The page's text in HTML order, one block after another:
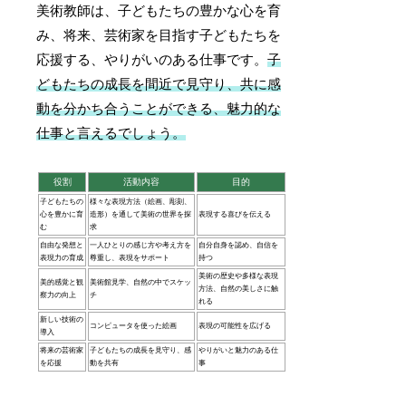
美術教師は、子どもたちの豊かな心を育
み、将来、芸術家を目指す子どもたちを
応援する、やりがいのある仕事です。子
どもたちの成長を間近で見守り、共に感
動を分かち合うことができる、魅力的な
仕事と言えるでしょう。
役割 活動内容 目的
子どもたちの
心を豊かに育
む
様々な表現方法（絵画、彫刻、
造形）を通して美術の世界を探
求
表現する喜びを伝える
自由な発想と
表現力の育成
一人ひとりの感じ方や考え方を
尊重し、表現をサポート
自分自身を認め、自信を
持つ
美的感覚と観
察力の向上
美術館見学、自然の中でスケッ
チ
美術の歴史や多様な表現
方法、自然の美しさに触
れる
新しい技術の
導入
コンピュータを使った絵画 表現の可能性を広げる
将来の芸術家
を応援
子どもたちの成長を見守り、感
動を共有
やりがいと魅力のある仕
事